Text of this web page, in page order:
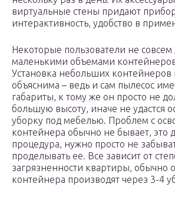
виртуальные стены придают
интерактивность, удобство в
Некоторые пользователи не
маленькими объемами
Установка небольших контейнеров
объяснима – ведь и сам пылесос
габариты, к тому же он просто не
большую высоту, иначе не удастся
уборку под мебелью. Проблем с
контейнера обычно не бывает, это
процедура, нужно просто не
проделывать ее. Все зависит от
загрязненности квартиры, обычно
контейнера производят через 3-4